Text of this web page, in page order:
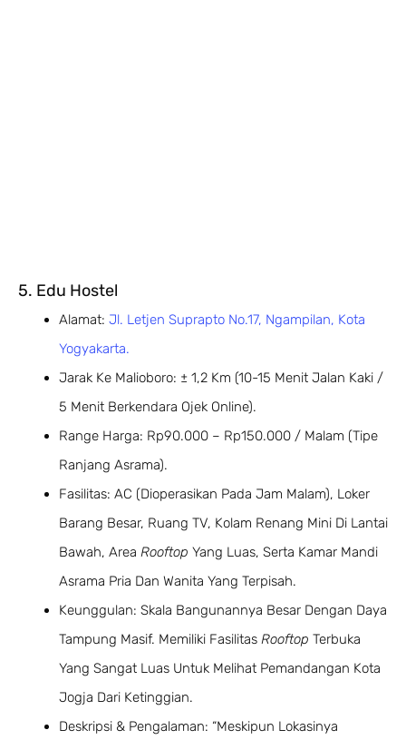
5. Edu Hostel
Alamat: Jl. Letjen Suprapto No.17, Ngampilan, Kota
Yogyakarta.
Jarak Ke Malioboro: ± 1,2 Km (10-15 Menit Jalan Kaki /
5 Menit Berkendara Ojek Online).
Range Harga: Rp90.000 – Rp150.000 / Malam (Tipe
Ranjang Asrama).
Fasilitas: AC (dioperasikan Pada Jam Malam), Loker
Barang Besar, Ruang TV, Kolam Renang Mini Di Lantai
Bawah, Area Rooftop Yang Luas, Serta Kamar Mandi
Asrama Pria Dan Wanita Yang Terpisah.
Keunggulan: Skala Bangunannya Besar Dengan Daya
Tampung Masif. Memiliki Fasilitas Rooftop Terbuka
Yang Sangat Luas Untuk Melihat Pemandangan Kota
Jogja Dari Ketinggian.
Deskripsi & Pengalaman: “Meskipun Lokasinya